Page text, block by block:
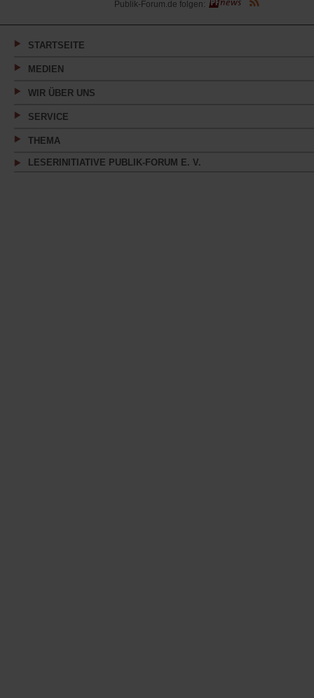
in
neuen
Publik-Forum.de folgen:
STARTSEITE
MEDIEN
WIR ÜBER UNS
SERVICE
THEMA
LESERINITIATIVE PUBLIK-FORUM E. V.